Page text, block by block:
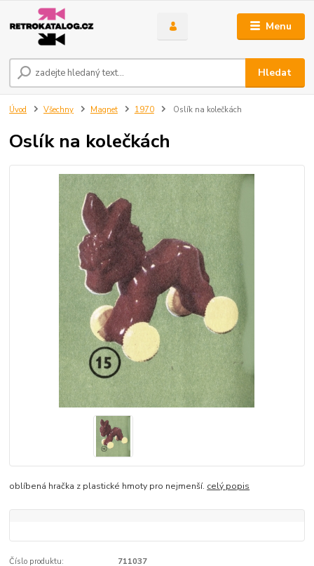
Menu
Hledat
Úvod Všechny Magnet 1970 Oslík na kolečkách
Oslík na kolečkách
oblíbená hračka z plastické hmoty pro nejmenší. celý popis
Číslo produktu:
711037